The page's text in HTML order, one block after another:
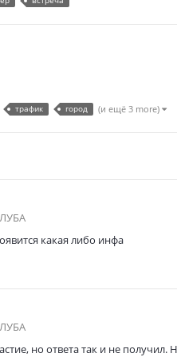
трафик город (и ещё 3 more)
какая либо инфа
но ответа так и не получил.